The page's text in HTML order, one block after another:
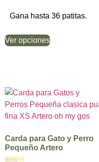
Gana hasta 36 patitas.
Ver opciones
Carda para Gato y Perro
Pequeño Artero